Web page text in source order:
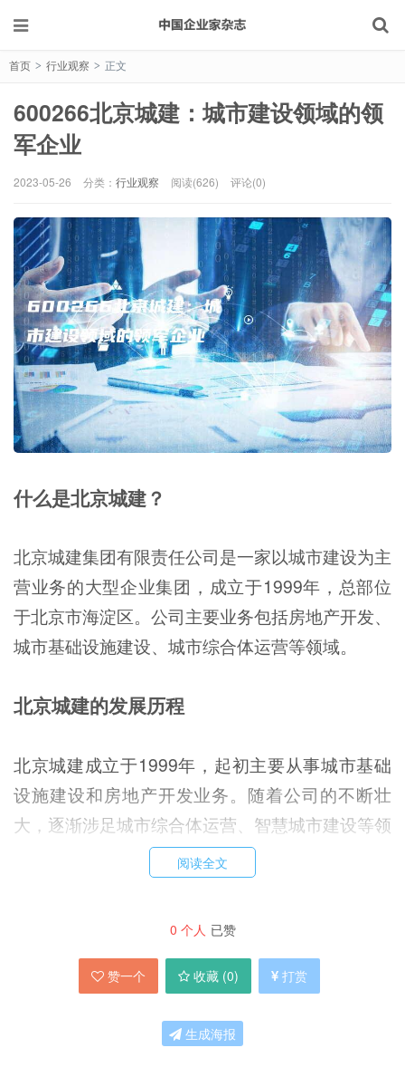
首页 > 行业观察 > 正文
600266北京城建：城市建设领域的领
军企业
2023-05-26 分类： 行业观察 阅读(626) 评论(0)
什么是北京城建？
北京城建集团有限责任公司是一家以城市建设为主
营业务的大型企业集团，成立于1999年，总部位
于北京市海淀区。公司主要业务包括房地产开发、
城市基础设施建设、城市综合体运营等领域。
北京城建的发展历程
北京城建成立于1999年，起初主要从事城市基础
设施建设和房地产开发业务。随着公司的不断壮
大，逐渐涉足城市综合体运营、智慧城市建设等领
域。2011年，北京城建成功登陆香港联交所，成
为中国内地首家在香港上市的城市基础设施公司。
北京城建的核心业务
北京城建的核心业务主要包括房地产开发、城市基
础设施建设、城市综合体运营等领域。在房地产开
阅读全文
0 个人 已赞
赞一个 收藏 (0) 打赏
生成海报